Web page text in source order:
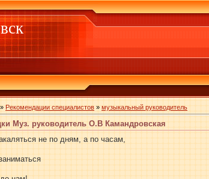
» Рекомендации специалистов » музыкальный руководитель
Муз. руководитель О.В Камандровская
не по дням, а по часам,